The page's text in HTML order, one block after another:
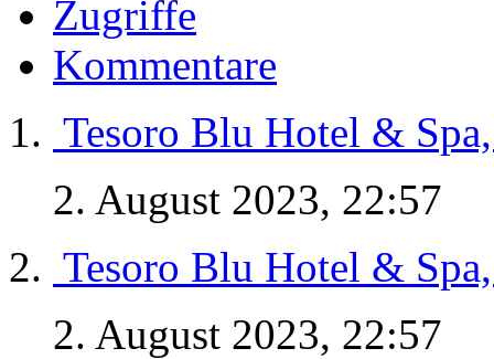
Zugriffe
Kommentare
Tesoro Blu Hotel &
2. August 2023, 22:57
Tesoro Blu Hotel &
2. August 2023, 22:57